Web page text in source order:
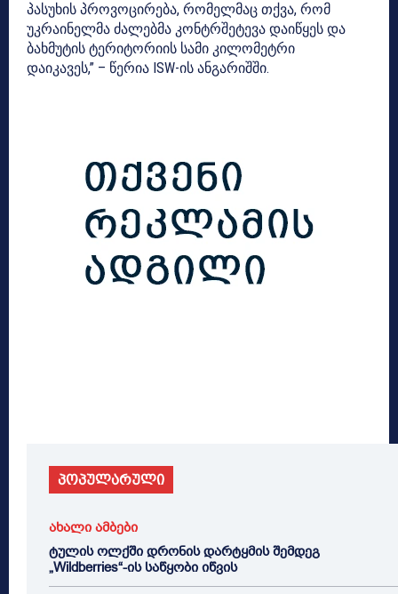
პასუხის პროვოცირება, რომელმაც თქვა, რომ
უკრაინელმა ძალებმა კონტრშეტევა დაიწყეს და
ბახმუტის ტერიტორიის სამი კილომეტრი
დაიკავეს,” – წერია ISW-ის ანგარიშში.
პოპულარული
ახალი ამბები
ტულის ოლქში დრონის დარტყმის შემდეგ
„Wildberries“-ის საწყობი იწვის